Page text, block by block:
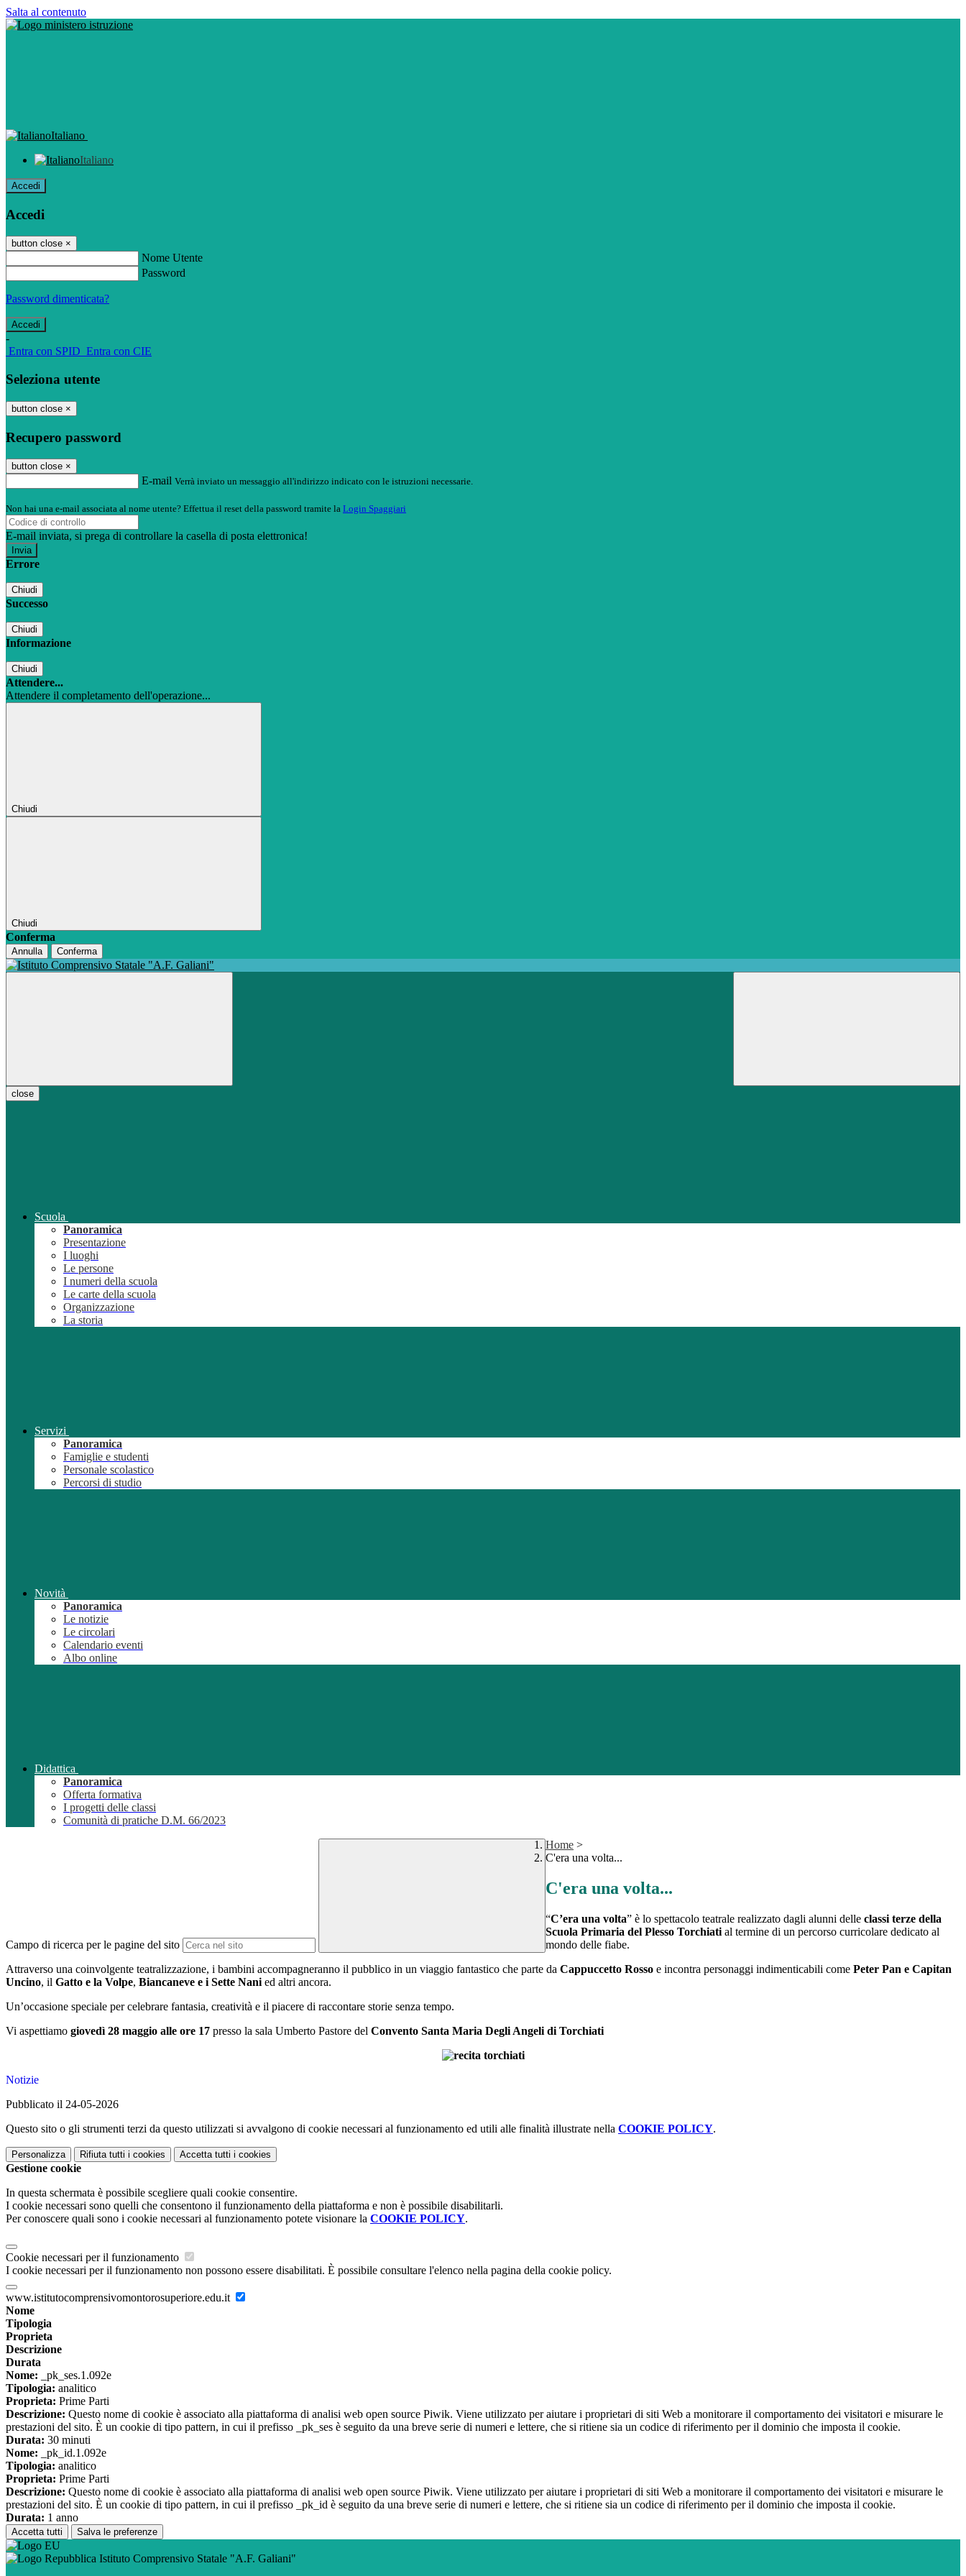
Salta al contenuto
Italiano
Italiano
Accedi
Accedi
button close ×
Nome Utente
Password
Password dimenticata?
-
Entra con SPID Entra con CIE
Seleziona utente
button close ×
Recupero password
button close ×
E-mail Verrà inviato un messaggio all'indirizzo indicato con le istruzioni necessarie.
Non hai una e-mail associata al nome utente? Effettua il reset della password tramite la Login Spaggiari
E-mail inviata, si prega di controllare la casella di posta elettronica!
Errore
Chiudi
Successo
Chiudi
Informazione
Chiudi
Attendere...
Attendere il completamento dell'operazione...
Chiudi
Chiudi
Conferma
Annulla Conferma
close
Scuola
Panoramica
Presentazione
I luoghi
Le persone
I numeri della scuola
Le carte della scuola
Organizzazione
La storia
Servizi
Panoramica
Famiglie e studenti
Personale scolastico
Percorsi di studio
Novità
Panoramica
Le notizie
Le circolari
Calendario eventi
Albo online
Didattica
Panoramica
Offerta formativa
I progetti delle classi
Comunità di pratiche D.M. 66/2023
Campo di ricerca per le pagine del sito
Home >
C'era una volta...
C'era una volta...
“C’era una volta” è lo spettacolo teatrale realizzato dagli alunni delle classi terze della
Scuola Primaria del Plesso Torchiati al termine di un percorso curricolare dedicato al
mondo delle fiabe.
Attraverso una coinvolgente teatralizzazione, i bambini accompagneranno il pubblico in un viaggio fantastico che parte da Cappuccetto Rosso e incontra personaggi indimenticabili come Peter Pan e Capitan
Uncino, il Gatto e la Volpe, Biancaneve e i Sette Nani ed altri ancora.
Un’occasione speciale per celebrare fantasia, creatività e il piacere di raccontare storie senza tempo.
Vi aspettiamo giovedì 28 maggio alle ore 17 presso la sala Umberto Pastore del Convento Santa Maria Degli Angeli di Torchiati
Notizie
Pubblicato il 24-05-2026
Questo sito o gli strumenti terzi da questo utilizzati si avvalgono di cookie necessari al funzionamento ed utili alle finalità illustrate nella COOKIE POLICY.
Personalizza Rifiuta tutti i cookies Accetta tutti i cookies
Gestione cookie
In questa schermata è possibile scegliere quali cookie consentire.
I cookie necessari sono quelli che consentono il funzionamento della piattaforma e non è possibile disabilitarli.
Per conoscere quali sono i cookie necessari al funzionamento potete visionare la COOKIE POLICY.
Cookie necessari per il funzionamento
I cookie necessari per il funzionamento non possono essere disabilitati. È possibile consultare l'elenco nella pagina della cookie policy.
www.istitutocomprensivomontorosuperiore.edu.it
Nome
Tipologia
Proprieta
Descrizione
Durata
Nome: _pk_ses.1.092e
Tipologia: analitico
Proprieta: Prime Parti
Descrizione: Questo nome di cookie è associato alla piattaforma di analisi web open source Piwik. Viene utilizzato per aiutare i proprietari di siti Web a monitorare il comportamento dei visitatori e misurare le
prestazioni del sito. È un cookie di tipo pattern, in cui il prefisso _pk_ses è seguito da una breve serie di numeri e lettere, che si ritiene sia un codice di riferimento per il dominio che imposta il cookie.
Durata: 30 minuti
Nome: _pk_id.1.092e
Tipologia: analitico
Proprieta: Prime Parti
Descrizione: Questo nome di cookie è associato alla piattaforma di analisi web open source Piwik. Viene utilizzato per aiutare i proprietari di siti Web a monitorare il comportamento dei visitatori e misurare le
prestazioni del sito. È un cookie di tipo pattern, in cui il prefisso _pk_id è seguito da una breve serie di numeri e lettere, che si ritiene sia un codice di riferimento per il dominio che imposta il cookie.
Durata: 1 anno
Accetta tutti Salva le preferenze
Istituto Comprensivo Statale "A.F. Galiani"